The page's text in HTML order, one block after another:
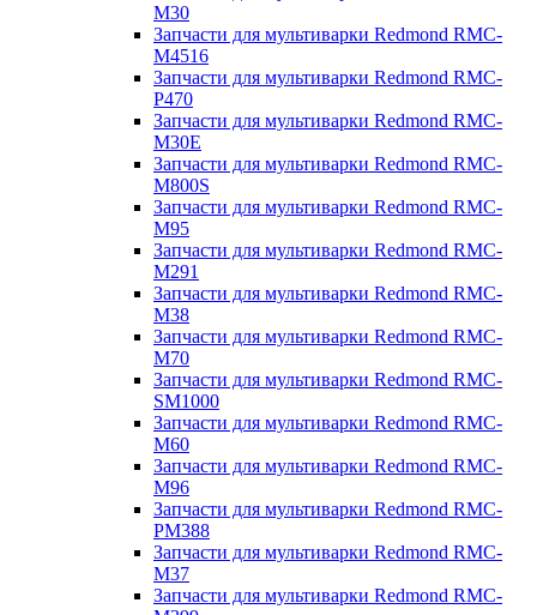
M30
Запчасти для мультиварки Redmond RMC-
M4516
Запчасти для мультиварки Redmond RMC-
P470
Запчасти для мультиварки Redmond RMC-
M30E
Запчасти для мультиварки Redmond RMC-
M800S
Запчасти для мультиварки Redmond RMC-
M95
Запчасти для мультиварки Redmond RMC-
M291
Запчасти для мультиварки Redmond RMC-
M38
Запчасти для мультиварки Redmond RMC-
M70
Запчасти для мультиварки Redmond RMC-
SM1000
Запчасти для мультиварки Redmond RMC-
M60
Запчасти для мультиварки Redmond RMC-
M96
Запчасти для мультиварки Redmond RMC-
PM388
Запчасти для мультиварки Redmond RMC-
M37
Запчасти для мультиварки Redmond RMC-